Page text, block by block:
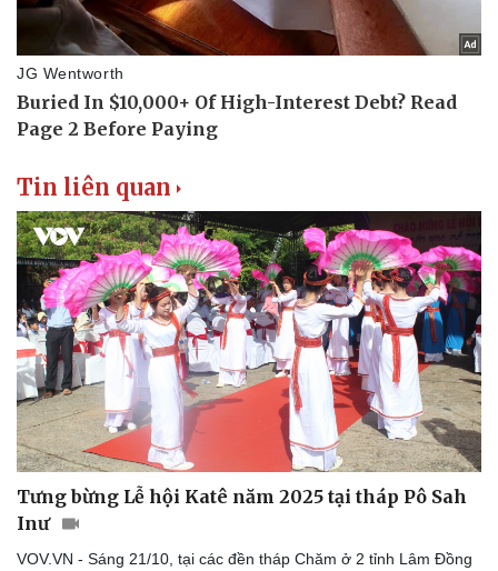
Tin liên quan
Tưng bừng Lễ hội Katê năm 2025 tại tháp Pô Sah
Inư
VOV.VN - Sáng 21/10, tại các đền tháp Chăm ở 2 tỉnh Lâm Đồng